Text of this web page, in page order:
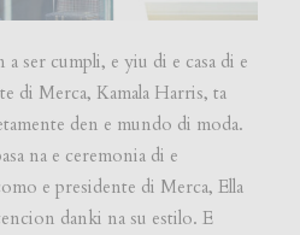
ser cumpli, e yiu di e casa di e
di Merca, Kamala Harris, ta
den e mundo di moda.
na e ceremonia di e
e presidente di Merca, Ella
danki na su estilo. E